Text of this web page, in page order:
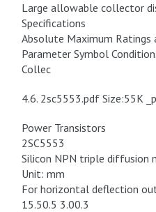
Large allowable collector
Specifications
Absolute Maximum Ratings
Parameter Symbol
Collec
4.6. 2sc5553.pdf Size:55K
Power Transistors
2SC5553
Silicon NPN triple diffusion
Unit: mm
For horizontal deflection
15.50.5 3.00.3